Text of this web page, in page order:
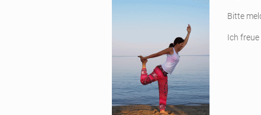
Bitte
Ich freue